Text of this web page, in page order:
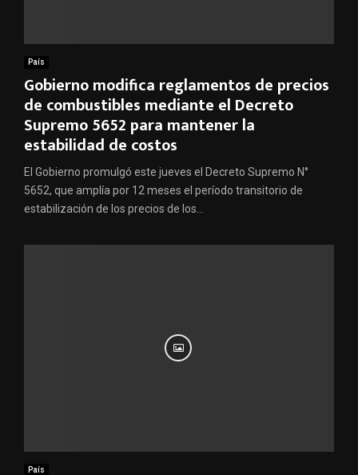
País
Gobierno modifica reglamentos de precios
de combustibles mediante el Decreto
Supremo 5652 para mantener la
estabilidad de costos
El Gobierno promulgó este jueves el Decreto Supremo N°
5652, que amplía por 12 meses el período transitorio de
estabilización de los precios de los...
País